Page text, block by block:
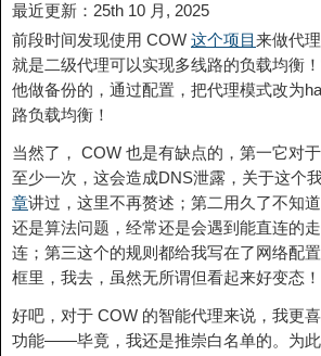
最近更新：25th 10 月, 2025
前段时间发现使用 COW 这个项目来做代
就是二级代理可以实现多线路的负载均衡
他做备份的，通过配置，把代理模式改为
路负载均衡！
当然了， COW 也是有缺点的，第一它对
至少一次，这会造成DNS泄露，关于这个
章讲过，这里不再赘述；第二用久了不知
还是算法问题，经常还是会遇到能直连的
连；第三这个的规则都给我写在了网络配
框里，我去，虽然无所谓但看起来好变态！
好吧，对于 COW 的智能代理来说，我更
功能——毕竟，我还是推崇白名单的。为